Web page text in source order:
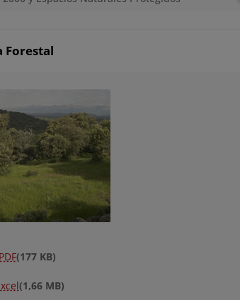
Forestal
(177 KB)
(1,66 MB)